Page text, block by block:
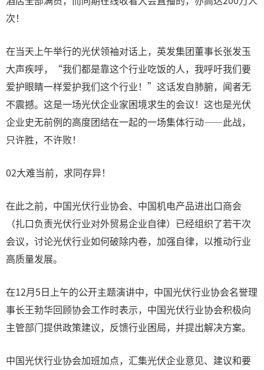
次！
在当天上午举行的光伏领袖对话上，英发集团董事长张发玉
大声疾呼，“我们都是靠这个行业吃饭的人，我呼吁我们要
爱护眼睛一样爱护我们这个行业！”这话发自肺腑，闻者无
不震撼。这是一场光伏企业家困境求生的会议！这也是光伏
企业史无前例的高度团结在一起的一场集体行动——此战，
只许胜，不许败！
02大难当前，求同存异！
在此之前，中国光伏行业协会、中国机电产品进出口商会
（扎口负责光伏行业对外贸易企业自律）已经组织了若干次
会议，讨论光伏行业如何破除内卷，加强自律，以推动行业
高质量发展。
在12月5日上午的公开主题演讲中，中国光伏行业协会名誉理
事长王勃华回顾协会工作时表示，中国光伏行业协会积极向
主管部门提供政策建议，反馈行业困局，并提出解决方案。
中国光伏行业协会加班加点，汇集光伏企业意见、建议和要